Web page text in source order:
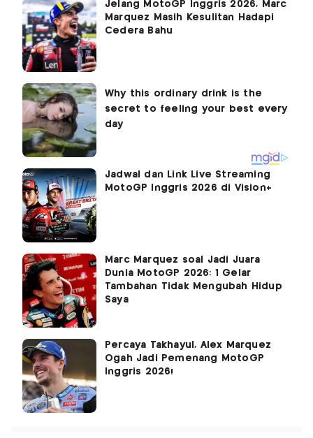
Jelang MotoGP Inggris 2026, Marc
Marquez Masih Kesulitan Hadapi
Cedera Bahu
Jadwal dan Link Live Streaming
MotoGP Inggris 2026 di Vision+
Marc Marquez soal Jadi Juara
Dunia MotoGP 2026: 1 Gelar
Tambahan Tidak Mengubah Hidup
Saya
Percaya Takhayul, Alex Marquez
Ogah Jadi Pemenang MotoGP
Inggris 2026!